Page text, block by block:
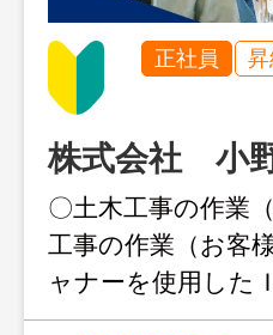
正社員 昇
株式会社 小
〇土木工事の作業
工事の作業（お客
ャナーを使用した
者は先輩社員の指